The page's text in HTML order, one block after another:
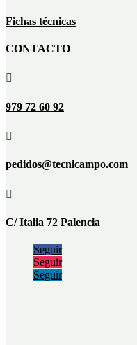
Fichas técnicas
CONTACTO

979 72 60 92

pedidos@tecnicampo.com

C/ Italia 72 Palencia
Seguir
Seguir
Seguir